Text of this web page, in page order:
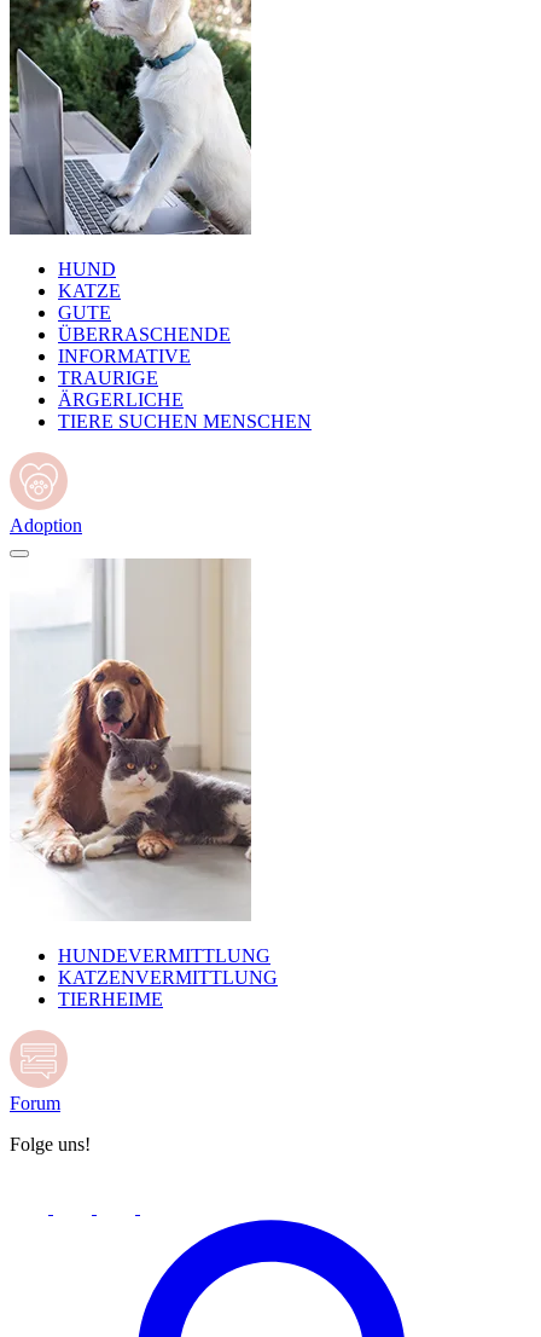
HUND
KATZE
GUTE
ÜBERRASCHENDE
INFORMATIVE
TRAURIGE
ÄRGERLICHE
TIERE SUCHEN MENSCHEN
Adoption
HUNDEVERMITTLUNG
KATZENVERMITTLUNG
TIERHEIME
Forum
Folge uns!